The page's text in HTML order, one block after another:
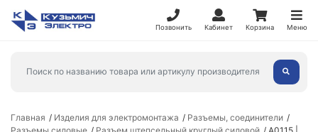
Позвонить Кабинет Корзина Меню
Главная Изделия для электромонтажа
Разъемы, соединители